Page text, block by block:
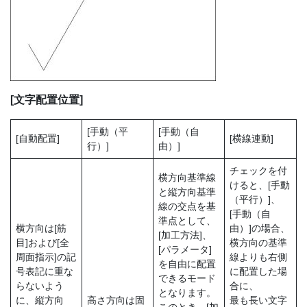
[文字配置位置]
[自動配置]
[手動（平
行）]
[手動（自
由）]
[横線連動]
横方向は[筋
目]および[全
周面指示]の記
号表記に重な
らないよう
に、縦方向
高さ方向は固
横方向基準線
と縦方向基準
線の交点を基
準点として、
[加工方法]、
[パラメータ]
を自由に配置
できるモード
となります。
チェックを付
けると、[手動
（平行）]、
[手動（自
由）]の場合、
横方向の基準
線よりも右側
に配置した場
合に、
最も長い文字